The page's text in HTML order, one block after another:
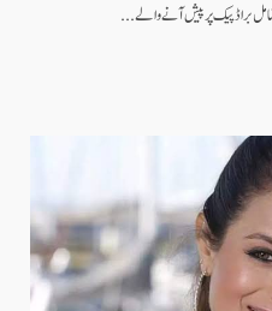
شامل براڈ پیک پر پیش آنے والے...